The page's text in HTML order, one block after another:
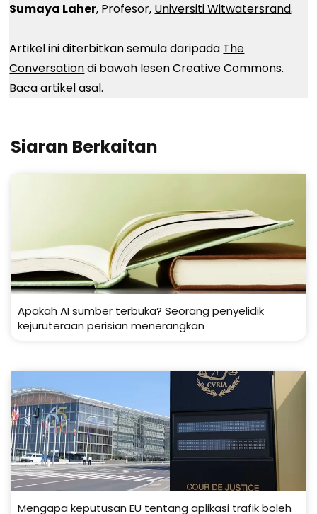
Sumaya Laher, Profesor, Universiti Witwatersrand.
Artikel ini diterbitkan semula daripada The
Conversationdi bawah lesen Creative Commons.
Bacaartikel asal.
Siaran Berkaitan
Apakah AI sumber terbuka? Seorang penyelidik
kejuruteraan perisian menerangkan
Mengapa keputusan EU tentang aplikasi trafik boleh